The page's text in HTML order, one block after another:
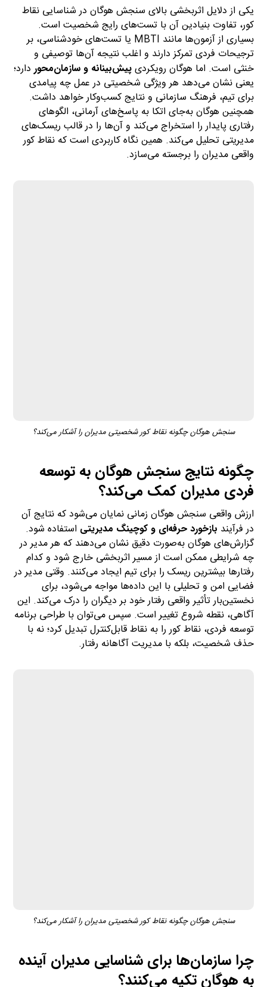
یکی از دلایل اثربخشی بالای سنجش هوگان در شناسایی نقاط
کور، تفاوت بنیادین آن با تست‌های رایج شخصیت است.
بسیاری از آزمون‌ها مانند MBTI یا تست‌های خودشناسی، بر
ترجیحات فردی تمرکز دارند و اغلب نتیجه آن‌ها توصیفی و
خنثی است. اما هوگان رویکردیپیش‌بینانه و سازمان‌محوردارد؛
یعنی نشان می‌دهد هر ویژگی شخصیتی در عمل چه پیامدی
برای تیم، فرهنگ سازمانی و نتایج کسب‌وکار خواهد داشت.
همچنین هوگان به‌جای اتکا به پاسخ‌های آرمانی، الگوهای
رفتاری پایدار را استخراج می‌کند و آن‌ها را در قالب ریسک‌های
مدیریتی تحلیل می‌کند. همین نگاه کاربردی است که نقاط کور
واقعی مدیران را برجسته می‌سازد.
سنجش هوگان چگونه نقاط کور شخصیتی مدیران را آشکار می‌کند؟
چگونه نتایج سنجش هوگان به توسعه
فردی مدیران کمک می‌کند؟
ارزش واقعی سنجش هوگان زمانی نمایان می‌شود که نتایج آن
در فرآیند بازخورد حرفه‌ای و کوچینگ مدیریتی استفاده شود.
گزارش‌های هوگان به‌صورت دقیق نشان می‌دهند که هر مدیر در
چه شرایطی ممکن است از مسیر اثربخشی خارج شود و کدام
رفتارها بیشترین ریسک را برای تیم ایجاد می‌کنند. وقتی مدیر در
فضایی امن و تحلیلی با این داده‌ها مواجه می‌شود، برای
نخستین‌بار تأثیر واقعی رفتار خود بر دیگران را درک می‌کند. این
آگاهی، نقطه شروع تغییر است. سپس می‌توان با طراحی برنامه
توسعه فردی، نقاط کور را به نقاط قابل‌کنترل تبدیل کرد؛ نه با
حذف شخصیت، بلکه با مدیریت آگاهانه رفتار.
سنجش هوگان چگونه نقاط کور شخصیتی مدیران را آشکار می‌کند؟
چرا سازمان‌ها برای شناسایی مدیران آینده
به هوگان تکیه می‌کنند؟